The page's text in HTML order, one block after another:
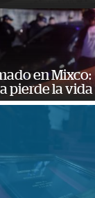
en Mixco:
pierde la vida